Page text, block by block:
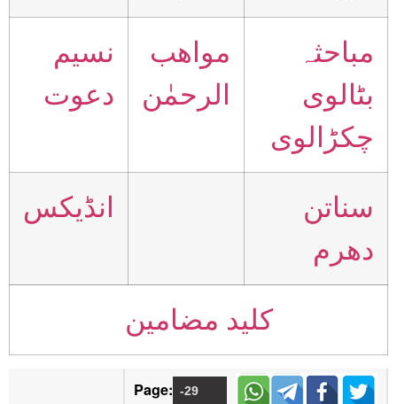
مباحثہ
بٹالوی
چکڑالوی
مواھب
الرحمٰن
نسیم
دعوت
سناتن
دھرم
انڈیکس
کلید مضامین